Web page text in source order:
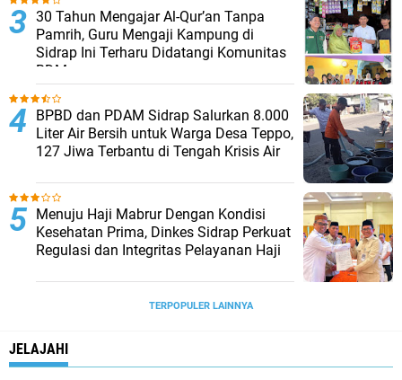
30 Tahun Mengajar Al-Qur’an Tanpa
Pamrih, Guru Mengaji Kampung di
Sidrap Ini Terharu Didatangi Komunitas
BDM
BPBD dan PDAM Sidrap Salurkan 8.000
Liter Air Bersih untuk Warga Desa Teppo,
127 Jiwa Terbantu di Tengah Krisis Air
Menuju Haji Mabrur Dengan Kondisi
Kesehatan Prima, Dinkes Sidrap Perkuat
Regulasi dan Integritas Pelayanan Haji
TERPOPULER LAINNYA
JELAJAHI